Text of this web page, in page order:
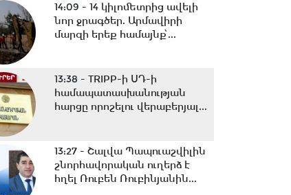
14:09 - 14 կիլոմետրից ավելի
նոր ջրագծեր. Արմավիրի
մարզի երեք համայնք՝...
13:38 - TRIPP-ի ՍԴ-ի
համապատասխանության
հարցը որոշելու վերաբերյալ...
13:27 - Շալվա Պապուաշվիլին
շնորհավորական ուղերձ է
հղել Ռուբեն Ռուբինյանին...